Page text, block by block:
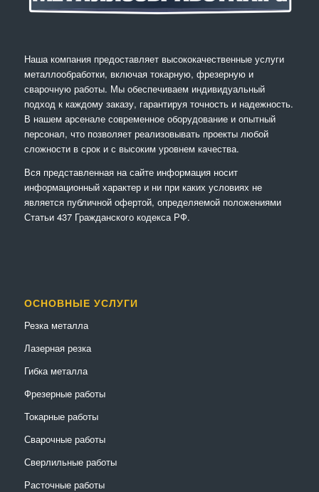
Наша компания предоставляет высококачественные услуги
металлообработки, включая токарную, фрезерную и
сварочную работы. Мы обеспечиваем индивидуальный
подход к каждому заказу, гарантируя точность и надежность.
В нашем арсенале современное оборудование и опытный
персонал, что позволяет реализовывать проекты любой
сложности в срок и с высоким уровнем качества.
Вся представленная на сайте информация носит
информационный характер и ни при каких условиях не
является публичной офертой, определяемой положениями
Статьи 437 Гражданского кодекса РФ.
ОСНОВНЫЕ УСЛУГИ
Резка металла
Лазерная резка
Гибка металла
Фрезерные работы
Токарные работы
Сварочные работы
Сверлильные работы
Расточные работы